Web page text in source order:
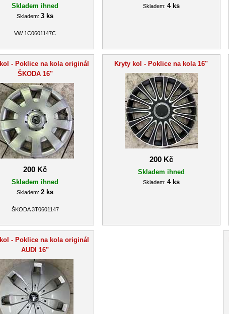
Skladem ihned
Skladem: 3 ks
VW 1C0601147C
Skladem: 4 ks
- Poklice na kola originál
ŠKODA 16"
200 Kč
Skladem ihned
Skladem: 2 ks
ŠKODA 3T0601147
Kryty kol - Poklice na kola 16"
200 Kč
Skladem ihned
Skladem: 4 ks
- Poklice na kola originál
AUDI 16"